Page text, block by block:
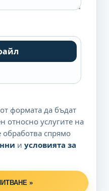
формата да бъдат
относно услугите на
спрямо
и условията за
»